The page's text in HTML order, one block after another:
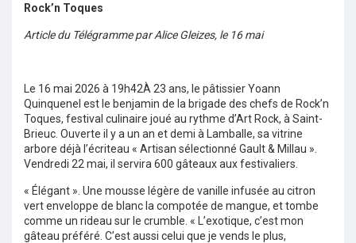
Rock’n Toques
Article du Télégramme par Alice Gleizes, le 16 mai
Le 16 mai 2026 à 19h42À 23 ans, le pâtissier Yoann
Quinquenel est le benjamin de la brigade des chefs de Rock’n
Toques, festival culinaire joué au rythme d’Art Rock, à Saint-
Brieuc. Ouverte il y a un an et demi à Lamballe, sa vitrine
arbore déjà l’écriteau « Artisan sélectionné Gault & Millau ».
Vendredi 22 mai, il servira 600 gâteaux aux festivaliers.
« Élégant ». Une mousse légère de vanille infusée au citron
vert enveloppe de blanc la compotée de mangue, et tombe
comme un rideau sur le crumble. « L’exotique, c’est mon
gâteau préféré. C’est aussi celui que je vends le plus,